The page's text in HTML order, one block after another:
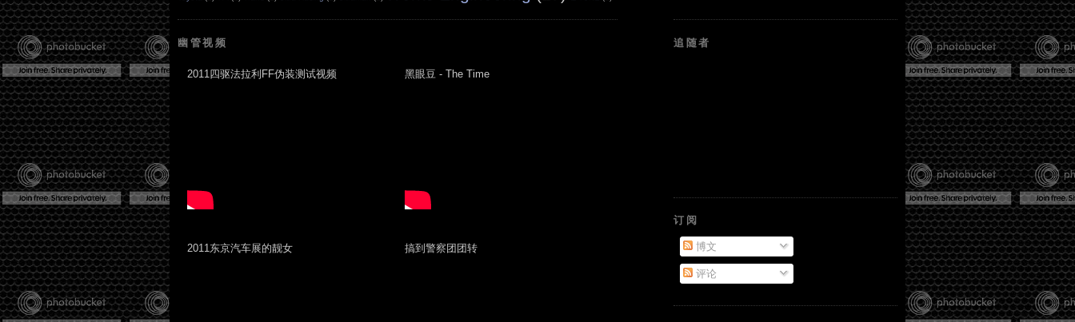
幽管视频
2011四驱法拉利FF伪装测试视频 黑眼豆 - The Time
2011东京汽车展的靓女 搞到警察团团转
追随者
订阅
博文
评论